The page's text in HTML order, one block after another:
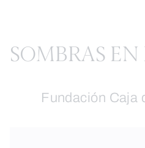
SOMBRAS
Fundación Caja